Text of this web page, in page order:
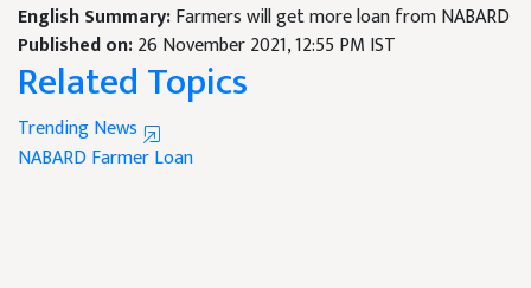
English Summary:Farmers will get more loan from NABARD
Published on:26 November 2021, 12:55 PM IST
Related Topics
Trending News
NABARDFarmer Loan